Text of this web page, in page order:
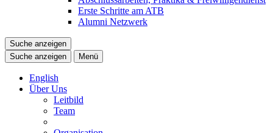
Erste Schritte am ATB
Alumni Netzwerk
Suche anzeigen
Suche anzeigen
Menü
English
Über Uns
Leitbild
Team